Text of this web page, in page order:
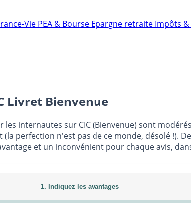
Vie PEA & Bourse Epargne retraite Impôts &
Livret Bienvenue
les internautes sur CIC (Bienvenue) sont
perfection n'est pas de ce monde, désolé !).
et un inconvénient pour chaque avis,
1. Indiquez les avantages